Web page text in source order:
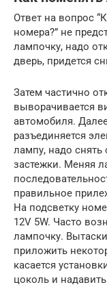
Ответ на вопрос
номера?” не
лампочку, надо
дверь, придется
Затем частично
выворачивается
автомобиля.
разъединяется
лампу, надо снять
застежки. Меняя
правильное
На подсветку
12V 5W. Часто
лампочку.
приложить
касается
цоколь и